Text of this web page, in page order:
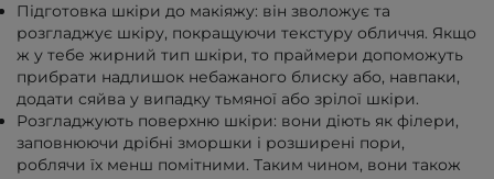
Підготовка шкіри до макіяжу: він зволожує та
розгладжує шкіру, покращуючи текстуру обличчя. Якщо
ж у тебе жирний тип шкіри, то праймери допоможуть
прибрати надлишок небажаного блиску або, навпаки,
додати сяйва у випадку тьмяної або зрілої шкіри.
Розгладжують поверхню шкіри: вони діють як філери,
заповнюючи дрібні зморшки і розширені пори,
роблячи їх менш помітними. Таким чином, вони також